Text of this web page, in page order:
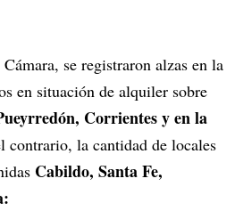
se registraron alzas en la
en situación de alquiler sobre
Corrientes y en la
contrario, la cantidad de locales
Cabildo, Santa Fe,